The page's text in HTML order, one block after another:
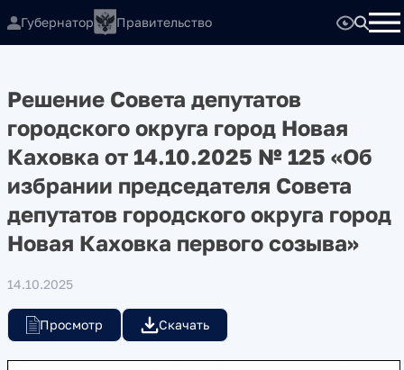
Губернатор Правительство
Решение Совета депутатов
городского округа город Новая
Каховка от 14.10.2025 № 125 «Об
избрании председателя Совета
депутатов городского округа город
Новая Каховка первого созыва»
14.10.2025
Просмотр Скачать